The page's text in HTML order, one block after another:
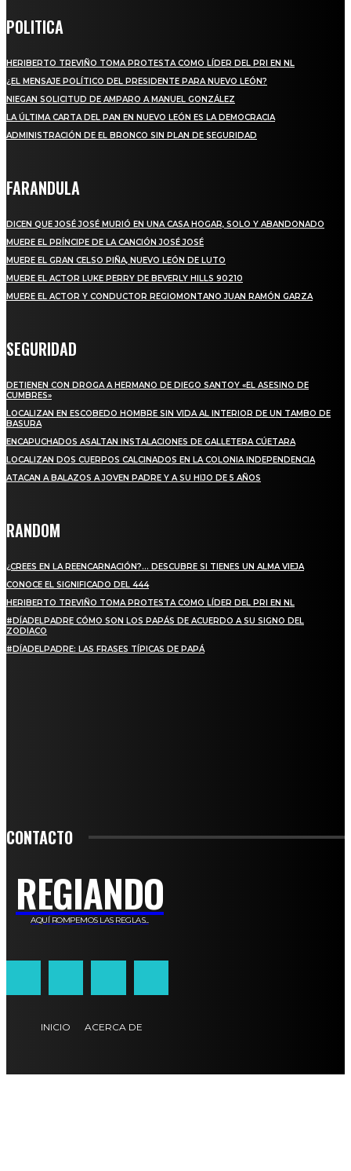
POLITICA
HERIBERTO TREVIÑO TOMA PROTESTA COMO LÍDER DEL PRI EN NL
¿EL MENSAJE POLÍTICO DEL PRESIDENTE PARA NUEVO LEÓN?
NIEGAN SOLICITUD DE AMPARO A MANUEL GONZÁLEZ
LA ÚLTIMA CARTA DEL PAN EN NUEVO LEÓN ES LA DEMOCRACIA
ADMINISTRACIÓN DE EL BRONCO SIN PLAN DE SEGURIDAD
FARANDULA
DICEN QUE JOSÉ JOSÉ MURIÓ EN UNA CASA HOGAR, SOLO Y ABANDONADO
MUERE EL PRÍNCIPE DE LA CANCIÓN JOSÉ JOSÉ
MUERE EL GRAN CELSO PIÑA, NUEVO LEÓN DE LUTO
MUERE EL ACTOR LUKE PERRY DE BEVERLY HILLS 90210
MUERE EL ACTOR Y CONDUCTOR REGIOMONTANO JUAN RAMÓN GARZA
SEGURIDAD
DETIENEN CON DROGA A HERMANO DE DIEGO SANTOY «EL ASESINO DE
CUMBRES»
LOCALIZAN EN ESCOBEDO HOMBRE SIN VIDA AL INTERIOR DE UN TAMBO DE
BASURA
ENCAPUCHADOS ASALTAN INSTALACIONES DE GALLETERA CÚETARA
LOCALIZAN DOS CUERPOS CALCINADOS EN LA COLONIA INDEPENDENCIA
ATACAN A BALAZOS A JOVEN PADRE Y A SU HIJO DE 5 AÑOS
RANDOM
¿CREES EN LA REENCARNACIÓN?… DESCUBRE SI TIENES UN ALMA VIEJA
CONOCE EL SIGNIFICADO DEL 444
HERIBERTO TREVIÑO TOMA PROTESTA COMO LÍDER DEL PRI EN NL
#DÍADELPADRE CÓMO SON LOS PAPÁS DE ACUERDO A SU SIGNO DEL
ZODIACO
#DÍADELPADRE: LAS FRASES TÍPICAS DE PAPÁ
CONTACTO
REGIANDO
AQUÍ ROMPEMOS LAS REGLAS...
INICIO ACERCA DE